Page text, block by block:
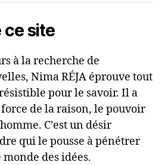
ce site
à la recherche de
Nima RÉJA éprouve tout
pour le savoir. Il a
de la raison, le pouvoir
C’est un désir
qui le pousse à pénétrer
des idées.